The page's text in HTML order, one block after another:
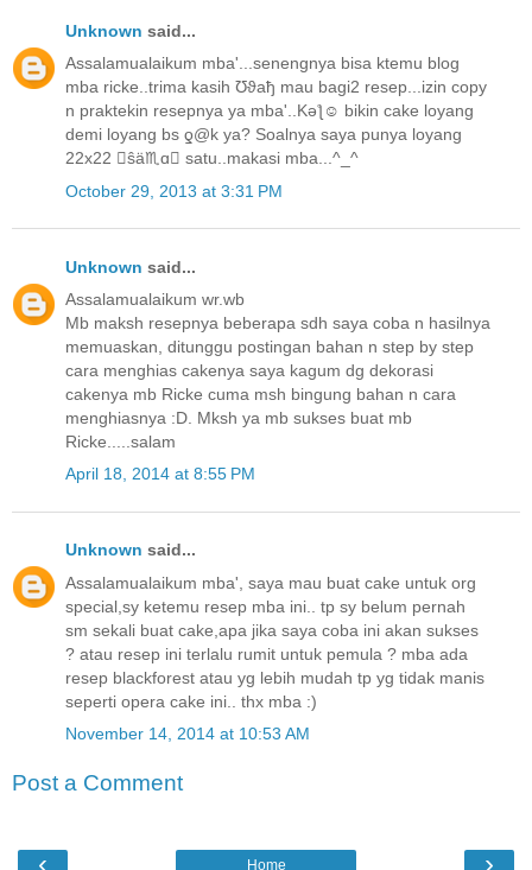
Unknown said...
Assalamualaikum mba'...senengnya bisa ktemu blog
mba ricke..trima kasih Ʊϑaђ mau bagi2 resep...izin copy
n praktekin resepnya ya mba'..Kǝƪ☺ bikin cake loyang
demi loyang bs ƍ@k ya? Soalnya saya punya loyang
22x22 ŝä♏ɑ satu..makasi mba...^_^
October 29, 2013 at 3:31 PM
Unknown said...
Assalamualaikum wr.wb
Mb maksh resepnya beberapa sdh saya coba n hasilnya
memuaskan, ditunggu postingan bahan n step by step
cara menghias cakenya saya kagum dg dekorasi
cakenya mb Ricke cuma msh bingung bahan n cara
menghiasnya :D. Mksh ya mb sukses buat mb
Ricke.....salam
April 18, 2014 at 8:55 PM
Unknown said...
Assalamualaikum mba', saya mau buat cake untuk org
special,sy ketemu resep mba ini.. tp sy belum pernah
sm sekali buat cake,apa jika saya coba ini akan sukses
? atau resep ini terlalu rumit untuk pemula ? mba ada
resep blackforest atau yg lebih mudah tp yg tidak manis
seperti opera cake ini.. thx mba :)
November 14, 2014 at 10:53 AM
Post a Comment
‹ ›
Home